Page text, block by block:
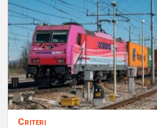
Criteri